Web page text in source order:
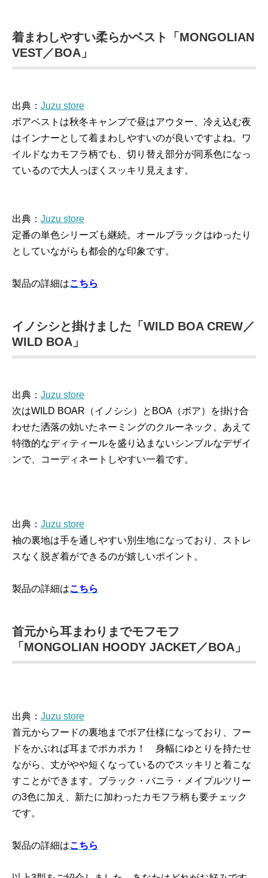
着まわしやすい柔らかベスト「MONGOLIAN
VEST／BOA」
出典： Juzu store
ボアベストは秋冬キャンプで昼はアウター、冷え込む夜
はインナーとして着まわしやすいのが良いですよね。ワ
イルドなカモフラ柄でも、切り替え部分が同系色になっ
ているので大人っぽくスッキリ見えます。
出典： Juzu store
定番の単色シリーズも継続。オールブラックはゆったり
としていながらも都会的な印象です。
製品の詳細はこちら
イノシシと掛けました「WILD BOA CREW／
WILD BOA」
出典： Juzu store
次はWILD BOAR（イノシシ）とBOA（ボア）を掛け合
わせた洒落の効いたネーミングのクルーネック。あえて
特徴的なディティールを盛り込まないシンプルなデザイ
ンで、コーディネートしやすい一着です。
出典： Juzu store
袖の裏地は手を通しやすい別生地になっており、ストレ
スなく脱ぎ着ができるのが嬉しいポイント。
製品の詳細はこちら
首元から耳まわりまでモフモフ
「MONGOLIAN HOODY JACKET／BOA」
出典： Juzu store
首元からフードの裏地までボア仕様になっており、フー
ドをかぶれば耳までポカポカ！ 身幅にゆとりを持たせ
ながら、丈がやや短くなっているのでスッキリと着こな
すことができます。ブラック・バニラ・メイプルツリー
の3色に加え、新たに加わったカモフラ柄も要チェック
です。
製品の詳細はこちら